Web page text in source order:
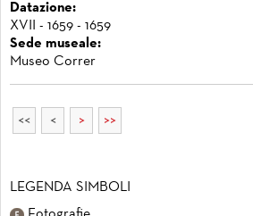
Datazione:
XVII - 1659 - 1659
Sede museale:
Museo Correr
<< < > >>
LEGENDA SIMBOLI